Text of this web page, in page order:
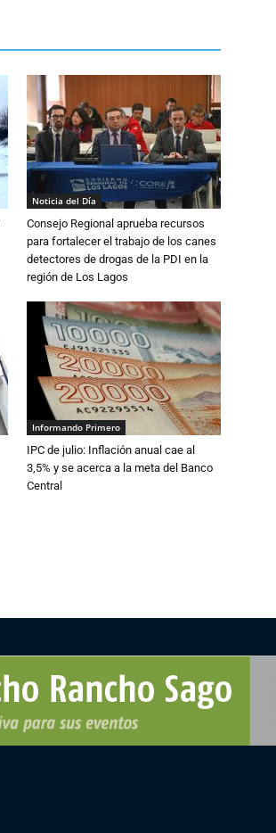
Noticia del Día
Consejo Regional aprueba recursos
para fortalecer el trabajo de los canes
detectores de drogas de la PDI en la
región de Los Lagos
Informando Primero
IPC de julio: Inflación anual cae al
3,5% y se acerca a la meta del Banco
Central